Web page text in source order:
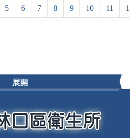
5 6 7 8 9 10 11
展開